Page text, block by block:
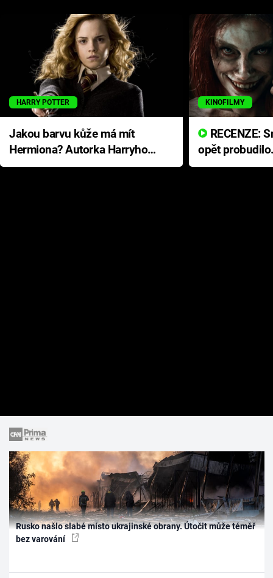
HARRY POTTER
Jakou barvu kůže má mít
Hermiona? Autorka Harryho
Pottera přišla s ráznou
KINOFILMY
opět
přichází s
Rusko našlo slabé místo ukrajinské obrany. Útočit může téměř
bez varování